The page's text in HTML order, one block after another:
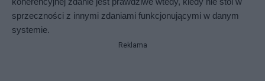
sprzeczności z innymi zdaniami funkcjonującymi w danym
systemie.
Reklama